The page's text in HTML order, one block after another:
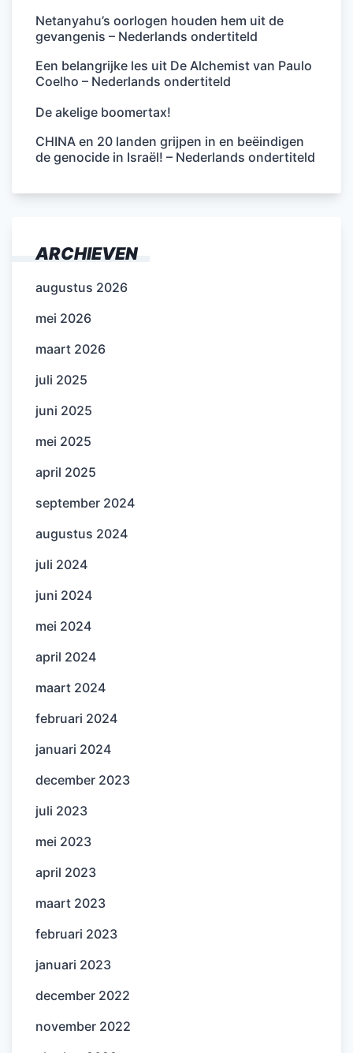
Netanyahu’s oorlogen houden hem uit de
gevangenis – Nederlands ondertiteld
Een belangrijke les uit De Alchemist van Paulo
Coelho – Nederlands ondertiteld
De akelige boomertax!
CHINA en 20 landen grijpen in en beëindigen
de genocide in Israël! – Nederlands ondertiteld
ARCHIEVEN
augustus 2026
mei 2026
maart 2026
juli 2025
juni 2025
mei 2025
april 2025
september 2024
augustus 2024
juli 2024
juni 2024
mei 2024
april 2024
maart 2024
februari 2024
januari 2024
december 2023
juli 2023
mei 2023
april 2023
maart 2023
februari 2023
januari 2023
december 2022
november 2022